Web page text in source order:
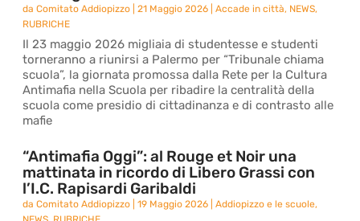
daComitato Addiopizzo |21 Maggio 2026 |Accade in città, NEWS,
RUBRICHE
Il 23 maggio 2026 migliaia di studentesse e studenti
torneranno a riunirsi a Palermo per “Tribunale chiama
scuola”, la giornata promossa dalla Rete per la Cultura
Antimafia nella Scuola per ribadire la centralità della
scuola come presidio di cittadinanza e di contrasto alle
mafie
“Antimafia Oggi”: al Rouge et Noir una
mattinata in ricordo di Libero Grassi con
l’I.C. Rapisardi Garibaldi
daComitato Addiopizzo |19 Maggio 2026 |Addiopizzo e le scuole,